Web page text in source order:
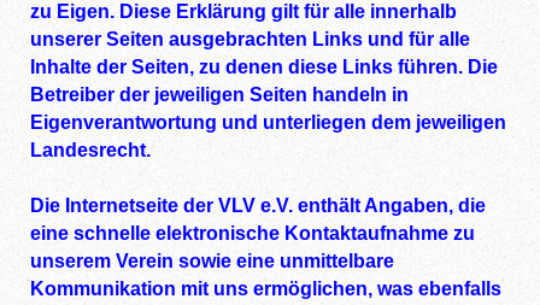
zu Eigen. Diese Erklärung gilt für alle innerhalb
unserer Seiten ausgebrachten Links und für alle
Inhalte der Seiten, zu denen diese Links führen. Die
Betreiber der jeweiligen Seiten handeln in
Eigenverantwortung und unterliegen dem jeweiligen
Landesrecht.
Die Internetseite der VLV e.V. enthält Angaben, die
eine schnelle elektronische Kontaktaufnahme zu
unserem Verein sowie eine unmittelbare
Kommunikation mit uns ermöglichen, was ebenfalls